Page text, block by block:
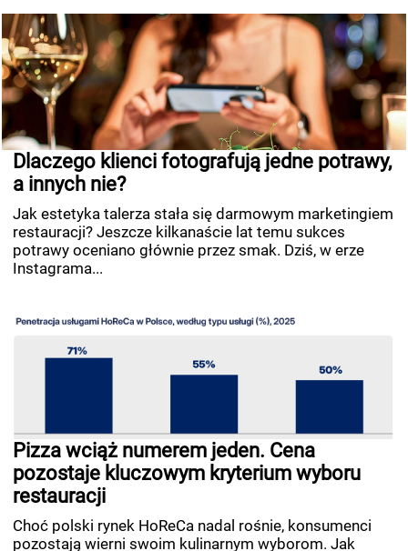
Dlaczego klienci fotografują jedne potrawy,
a innych nie?
Jak estetyka talerza stała się darmowym marketingiem
restauracji? Jeszcze kilkanaście lat temu sukces
potrawy oceniano głównie przez smak. Dziś, w erze
Instagrama...
Pizza wciąż numerem jeden. Cena
pozostaje kluczowym kryterium wyboru
restauracji
Choć polski rynek HoReCa nadal rośnie, konsumenci
pozostają wierni swoim kulinarnym wyborom. Jak